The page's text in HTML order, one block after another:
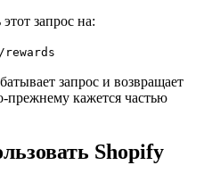
запрос на:
запрос и возвращает
прежнему кажется частью
Shopify